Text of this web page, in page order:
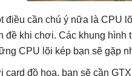
điều cần chú ý nữa là CPU
đề khi chơi. Các khung hình
CPU lõi kép bạn sẽ gặp
card đồ họa, bạn sẽ cần